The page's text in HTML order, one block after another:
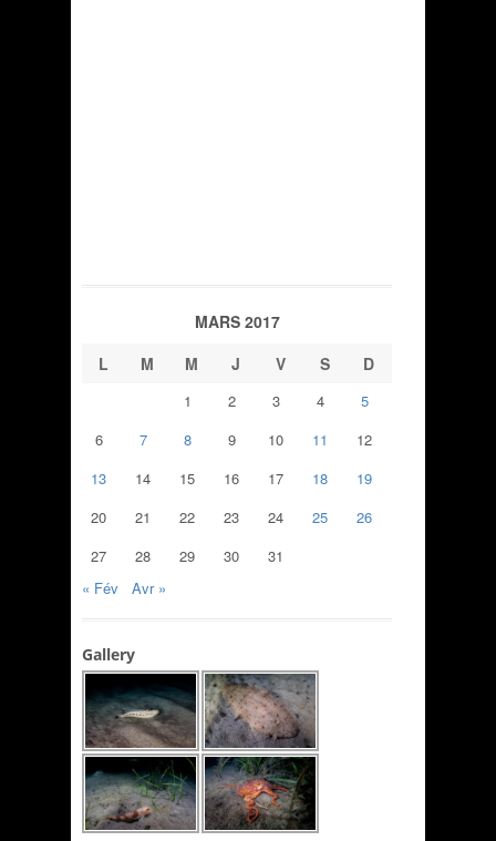
MARS 2017
L
M M J V S D
1 2 3 4
5
6
7 8 9 10 11
12
13
14 15 16 17 18
19
20
21 22 23 24 25
26
27
28 29 30
31
« Fév
Avr »
Gallery